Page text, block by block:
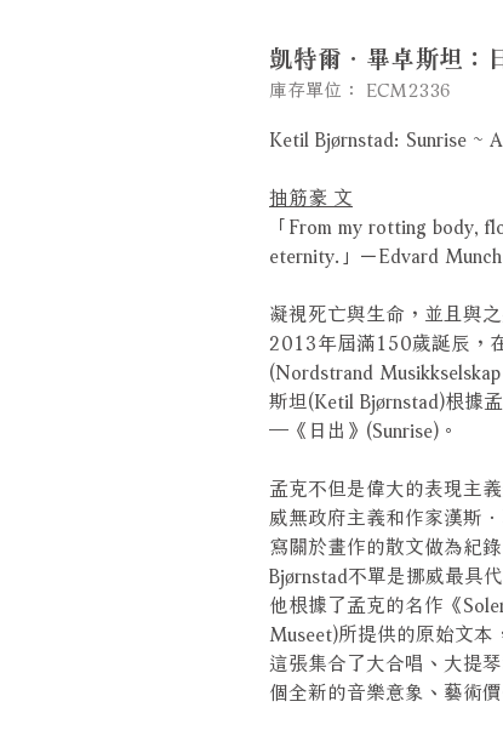
凱特爾．畢卓斯坦：
庫存單位： ECM2336
Ketil Bjørnstad: Sunrise ~
抽筋豪 文
「From my rotting body,
eternity.」－Edvard Munch
凝視死亡與生命，並且與
2013年屆滿150歲誕辰，
(Nordstrand
斯坦(Ketil Bjørnstad)根據
─《日出》(Sunrise)。
孟克不但是偉大的表現主
威無政府主義和作家漢斯
寫關於畫作的散文做為紀
Bjørnstad不單是挪威最具
他根據了孟克的名作《
Museet)所提供的原始文
這張集合了大合唱、大提
個全新的音樂意象、藝術